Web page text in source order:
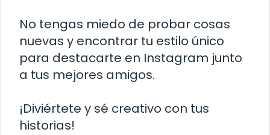
No tengas miedo de probar cosas
nuevas y encontrar tu estilo único
para destacarte en Instagram junto
a tus mejores amigos.
¡Diviértete y sé creativo con tus
historias!